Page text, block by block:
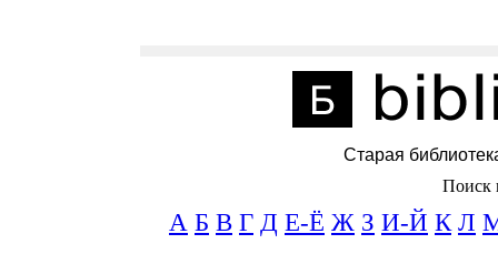
Старая
Поиск
А Б В Г Д Е-Ё Ж З И-Й К Л